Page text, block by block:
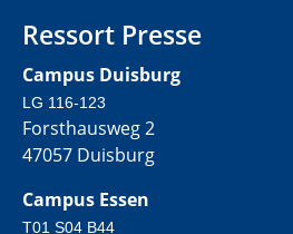
Ressort Presse
Campus Duisburg
LG 116-123
Forsthausweg 2
47057 Duisburg
Campus Essen
T01 S04 B44